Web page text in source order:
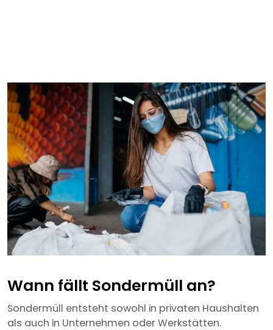
Wann fällt Sondermüll an?
Sondermüll entsteht sowohl in privaten Haushalten
als auch in Unternehmen oder Werkstätten.